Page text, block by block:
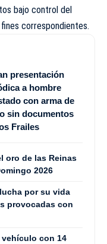
bajo control del
correspondientes.
presentación
a hombre
con arma de
sin documentos
Frailes
oro de las Reinas
2026
por su vida
provocadas con
con 14